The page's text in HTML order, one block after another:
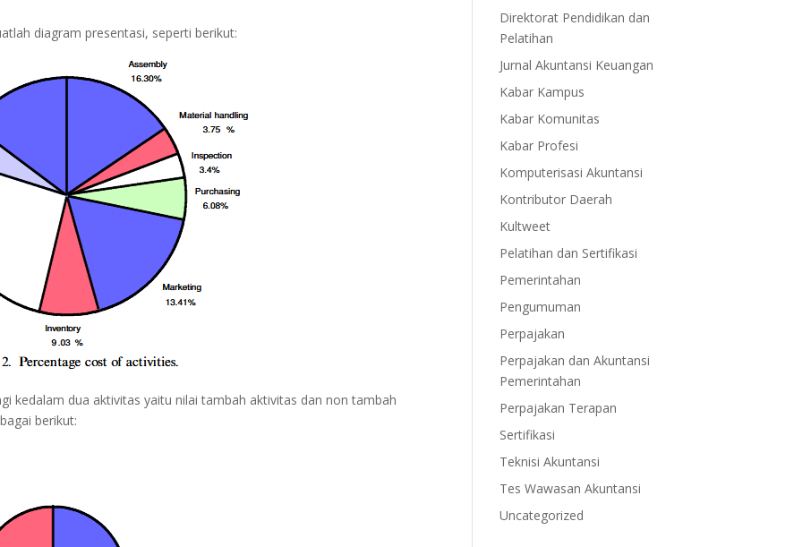
diagram presentasi, seperti berikut:
kedalam dua aktivitas yaitu nilai tambah aktivitas dan non tambah
berikut:
Direktorat Pendidikan dan
Pelatihan
Jurnal Akuntansi Keuangan
Kabar Kampus
Kabar Komunitas
Kabar Profesi
Komputerisasi Akuntansi
Kontributor Daerah
Kultweet
Pelatihan dan Sertifikasi
Pemerintahan
Pengumuman
Perpajakan
Perpajakan dan Akuntansi
Pemerintahan
Perpajakan Terapan
Sertifikasi
Teknisi Akuntansi
Tes Wawasan Akuntansi
Uncategorized